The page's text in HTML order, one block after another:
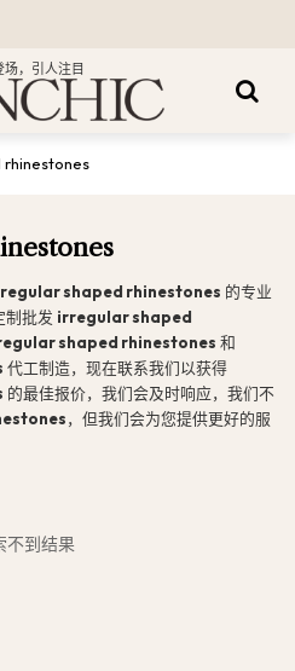
场，引人注目
shaped rhinestones 的专业
制批发 irregular shaped
shaped rhinestones 和
代工制造，现在联系我们以获得
的最佳报价，我们会及时响应，我们不
，但我们会为您提供更好的服
不到结果